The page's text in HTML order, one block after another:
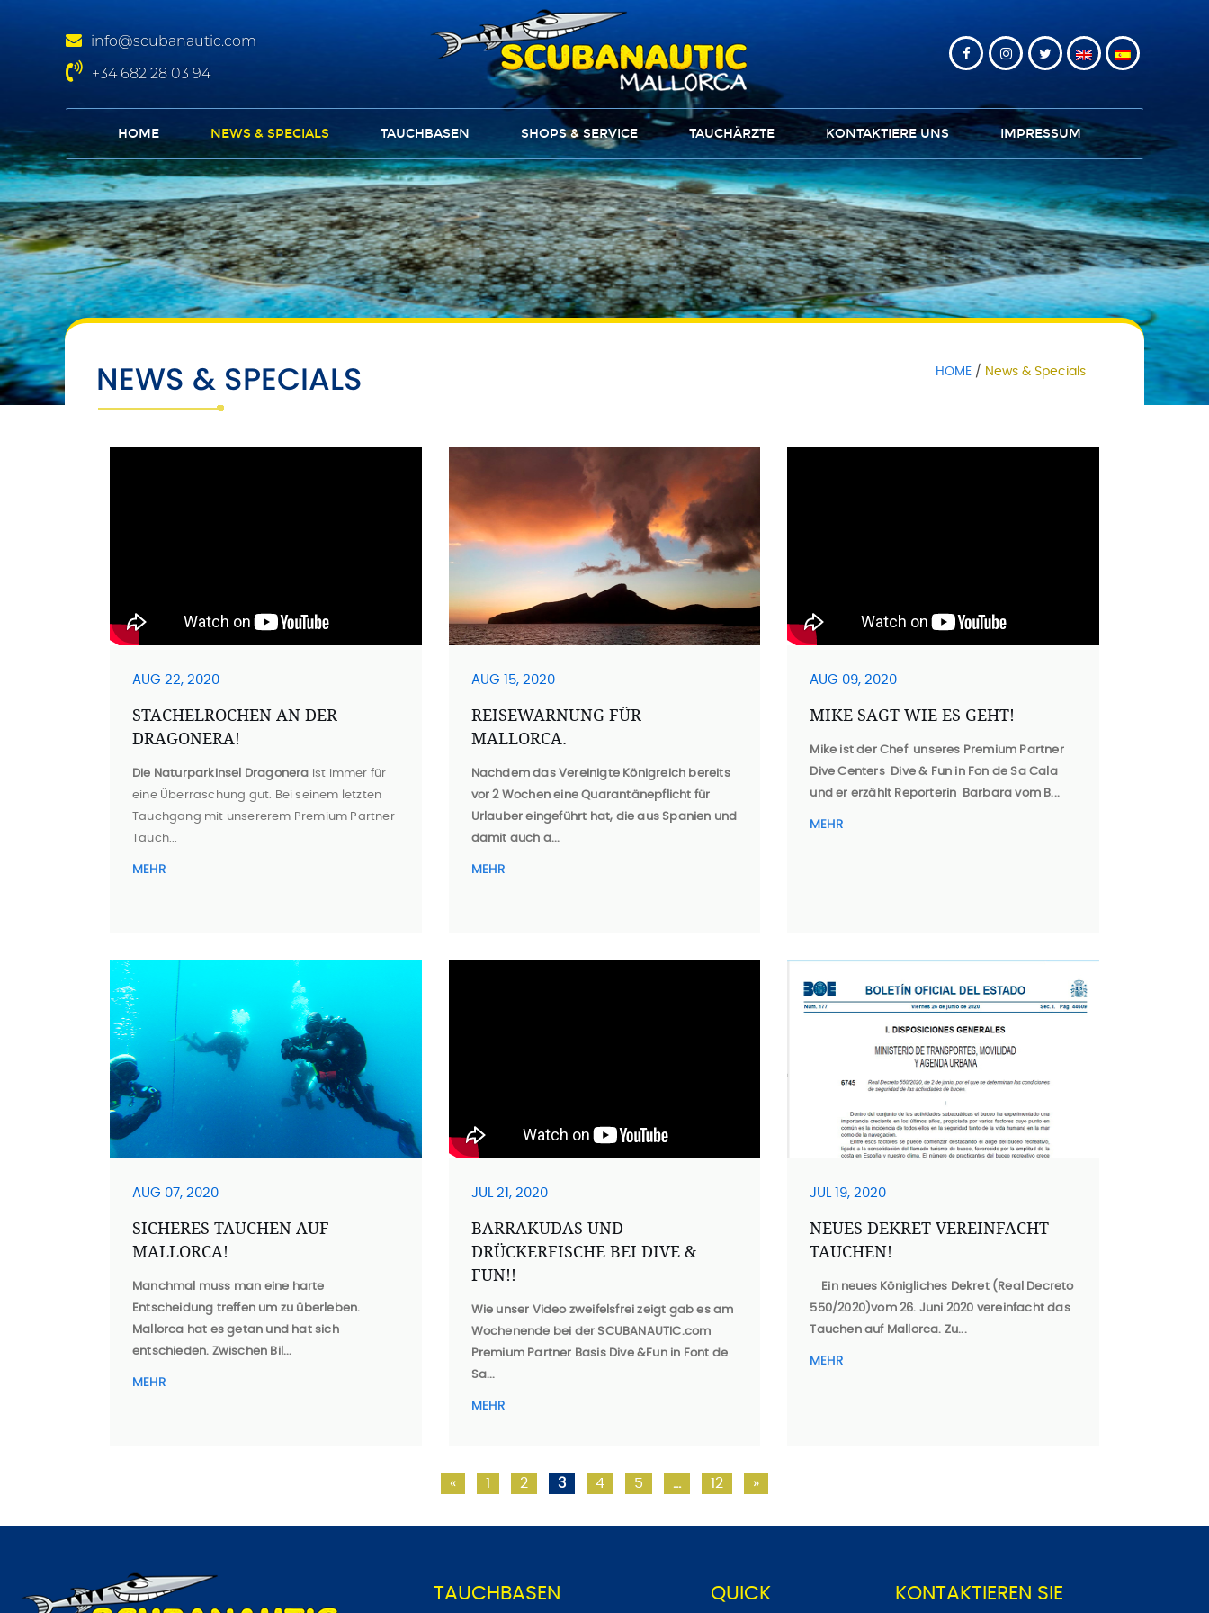
info@scubanautic.com
+34 682 28 03 94
HOME NEWS & SPECIALS TAUCHBASEN SHOPS & SERVICE TAUCHÄRZTE KONTAKTIERE UNS IMPRESSUM
HOME News & Specials
NEWS & SPECIALS
AUG 22, 2020
STACHELROCHEN AN DER
DRAGONERA!
Die Naturparkinsel Dragonera ist immer für
eine Überraschung gut. Bei seinem letzten
Tauchgang mit unsererem Premium Partner
Tauch...
MEHR
AUG 15, 2020
REISEWARNUNG FÜR
MALLORCA.
Nachdem das Vereinigte Königreich bereits
vor 2 Wochen eine Quarantänepflicht für
Urlauber eingeführt hat, die aus Spanien und
damit auch a...
MEHR
AUG 09, 2020
MIKE SAGT WIE ES GEHT!
Mike ist der Chef unseres Premium Partner
Dive Centers Dive & Fun in Fon de Sa Cala
und er erzählt Reporterin Barbara vom B...
MEHR
AUG 07, 2020
SICHERES TAUCHEN AUF
MALLORCA!
Manchmal muss man eine harte
Entscheidung treffen um zu überleben.
Mallorca hat es getan und hat sich
entschieden. Zwischen Bil...
MEHR
JUL 21, 2020
BARRAKUDAS UND
DRÜCKERFISCHE BEI DIVE &
FUN!!
Wie unser Video zweifelsfrei zeigt gab es am
Wochenende bei der SCUBANAUTIC.com
Premium Partner Basis Dive &Fun in Font de
Sa...
MEHR
JUL 19, 2020
NEUES DEKRET VEREINFACHT
TAUCHEN!
Ein neues Königliches Dekret (Real Decreto
550/2020)vom 26. Juni 2020 vereinfacht das
Tauchen auf Mallorca. Zu...
MEHR
« 1 2 3 4 5 … 12 »
TAUCHBASEN
QUICK
KONTAKTIEREN SIE